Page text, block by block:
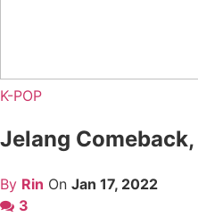
K-POP
Jelang Comeback,
By Rin On Jan 17, 2022
3